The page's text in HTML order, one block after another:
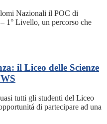
Nazionali il POC di
1° Livello, un percorso che
il Liceo delle Scienze
tutti gli studenti del Liceo
di partecipare ad una